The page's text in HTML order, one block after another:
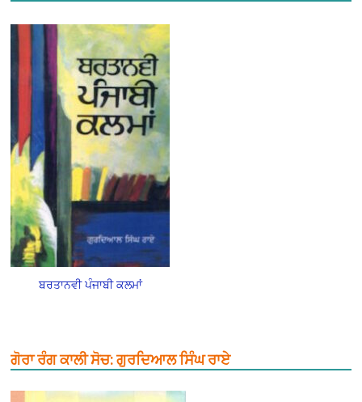
ਬਰਤਾਨਵੀ ਪੰਜਾਬੀ ਕਲਮਾਂ
ਗੋਰਾ ਰੰਗ ਕਾਲੀ ਸੋਚ: ਗੁਰਦਿਆਲ ਸਿੰਘ ਰਾਏ